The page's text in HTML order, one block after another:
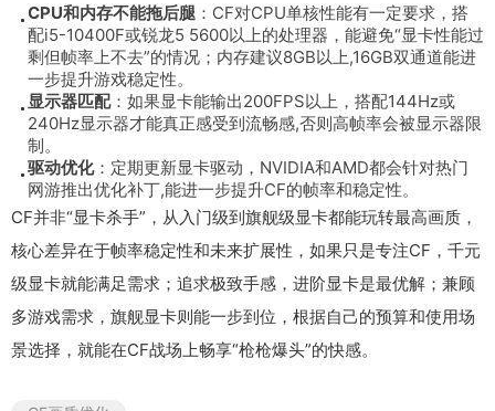
CPU和内存不能拖后腿 ：CF对CPU单核性能有一定要求，搭
配i5-10400F或锐龙5 5600以上的处理器，能避免“显卡性能过
剩但帧率上不去”的情况；内存建议8GB以上,16GB双通道能进
一步提升游戏稳定性。
显示器匹配：如果显卡能输出200FPS以上，搭配144Hz或
240Hz显示器才能真正感受到流畅感,否则高帧率会被显示器限
制。
驱动优化：定期更新显卡驱动，NVIDIA和AMD都会针对热门
网游推出优化补丁,能进一步提升CF的帧率和稳定性。
CF并非“显卡杀手”，从入门级到旗舰级显卡都能玩转最高画质，
核心差异在于帧率稳定性和未来扩展性，如果只是专注CF，千元
级显卡就能满足需求；追求极致手感，进阶显卡是最优解；兼顾
多游戏需求，旗舰显卡则能一步到位，根据自己的预算和使用场
景选择，就能在CF战场上畅享“枪枪爆头”的快感。